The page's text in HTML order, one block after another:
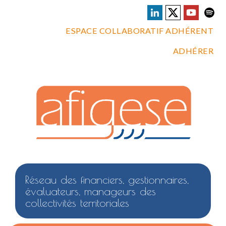
ESPACE COLLABORATIF ADHÉRENT
ADHÉRER
Réseau des financiers, gestionnaires,
évaluateurs, manageurs des
collectivités territoriales